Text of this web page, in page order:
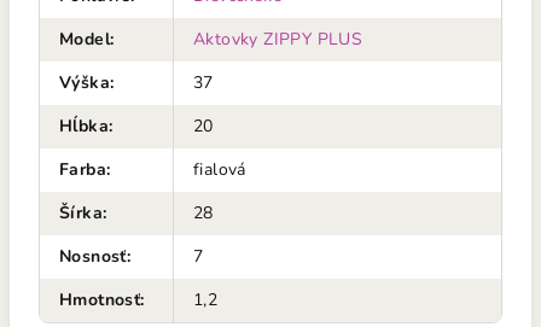
Model:
Aktovky ZIPPY PLUS
Výška:
37
Hĺbka:
20
Farba:
fialová
Šírka:
28
Nosnosť:
7
Hmotnosť: 1,2